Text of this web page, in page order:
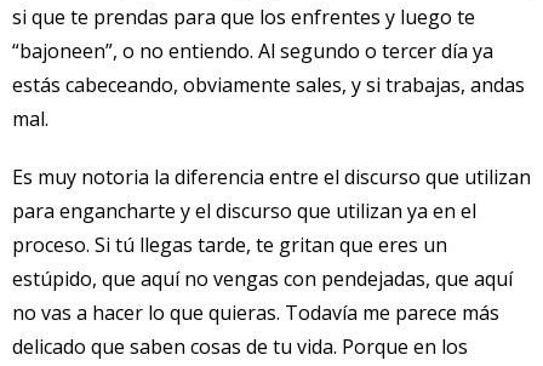
si que te prendas para que los enfrentes y luego te
“bajoneen”, o no entiendo. Al segundo o tercer día ya
estás cabeceando, obviamente sales, y si trabajas, andas
mal.
Es muy notoria la diferencia entre el discurso que utilizan
para engancharte y el discurso que utilizan ya en el
proceso. Si tú llegas tarde, te gritan que eres un
estúpido, que aquí no vengas con pendejadas, que aquí
no vas a hacer lo que quieras. Todavía me parece más
delicado que saben cosas de tu vida. Porque en los